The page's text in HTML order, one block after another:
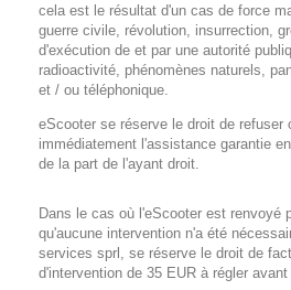
cela est le résultat d'un cas de force
guerre civile, révolution, insurrection,
d'exécution de et par une autorité
radioactivité, phénomènes naturels,
et / ou téléphonique.
eScooter se réserve le droit de refuser
immédiatement l'assistance garantie
de la part de l'ayant droit.
Dans le cas où l'eScooter est renvoyé
qu'aucune intervention n'a été
services sprl, se réserve le droit de
d'intervention de 35 EUR à régler